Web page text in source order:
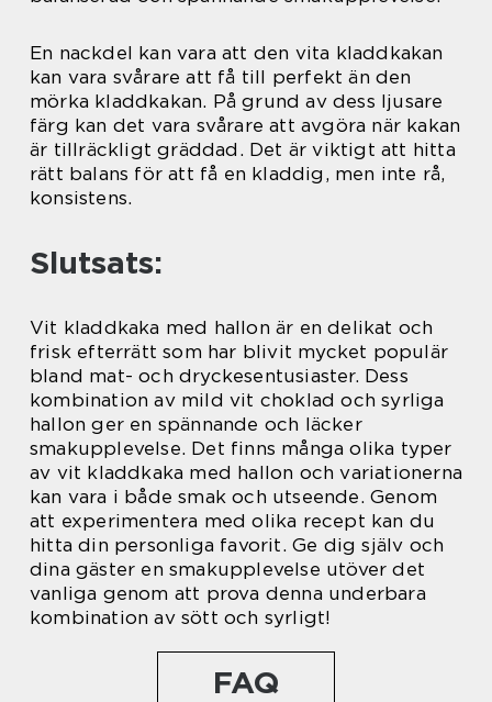
En nackdel kan vara att den vita kladdkakan
kan vara svårare att få till perfekt än den
mörka kladdkakan. På grund av dess ljusare
färg kan det vara svårare att avgöra när kakan
är tillräckligt gräddad. Det är viktigt att hitta
rätt balans för att få en kladdig, men inte rå,
konsistens.
Slutsats:
Vit kladdkaka med hallon är en delikat och
frisk efterrätt som har blivit mycket populär
bland mat- och dryckesentusiaster. Dess
kombination av mild vit choklad och syrliga
hallon ger en spännande och läcker
smakupplevelse. Det finns många olika typer
av vit kladdkaka med hallon och variationerna
kan vara i både smak och utseende. Genom
att experimentera med olika recept kan du
hitta din personliga favorit. Ge dig själv och
dina gäster en smakupplevelse utöver det
vanliga genom att prova denna underbara
kombination av sött och syrligt!
FAQ